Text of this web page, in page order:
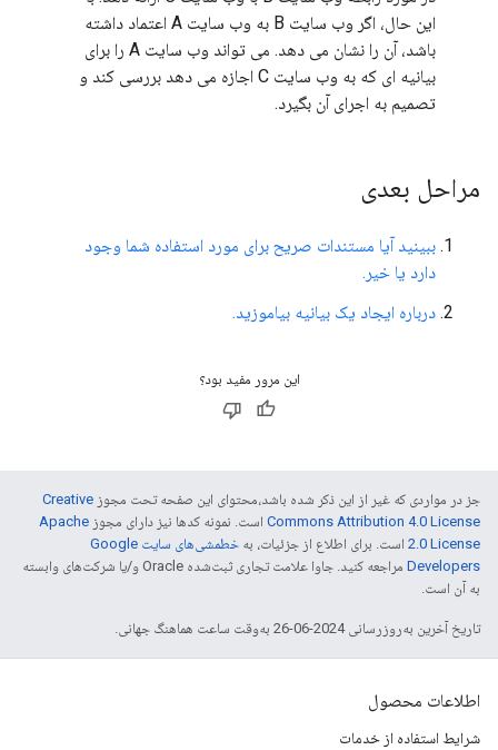
این حال، اگر وب سایت B به وب سایت A اعتماد داشته
باشد، آن را نشان می دهد. می تواند وب سایت A را برای
بیانیه ای که به وب سایت C اجازه می دهد بررسی کند و
تصمیم به اجرای آن بگیرد.
مراحل بعدی
ببینید آیا مستندات صریح برای مورد استفاده شما وجود
دارد یا خیر.
درباره ایجاد یک بیانیه بیاموزید.
این مرور مفید بود؟
جز در مواردی که غیر از این ذکر شده باشد،‌محتوای این صفحه تحت مجوز Creative
Commons Attribution 4.0 License است. نمونه کدها نیز دارای مجوز Apache
2.0 License است. برای اطلاع از جزئیات، به
خطمشی‌های سایت Google
Developers‏
مراجعه کنید. جاوا علامت تجاری ثبت‌شده Oracle و/یا شرکت‌های وابسته
به آن است.
تاریخ آخرین به‌روزرسانی 2024-06-26 به‌وقت ساعت هماهنگ جهانی.
اطلاعات محصول
شرایط استفاده از خدمات